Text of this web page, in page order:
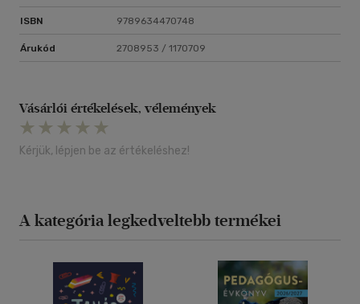
ISBN 9789634470748
Árukód 2708953 / 1170709
Vásárlói értékelések, vélemények
Kérjük, lépjen be az értékeléshez!
A kategória legkedveltebb termékei